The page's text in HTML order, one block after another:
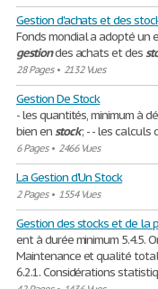
Gestion d'achats et des
Fonds mondial a adopté un
gestiondes achats et des
28 Pages• 2132 Vues
Gestion De Stock
- les quantités, minimum à
bien enstock; - - les calculs
6 Pages• 2466 Vues
La Gestion d'Un Stock
2 Pages• 1554 Vues
Gestion des stocks et de la
ent à durée minimum 5.4.5.
Maintenance et qualité
6.2.1. Considérations